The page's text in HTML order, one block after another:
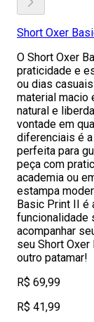
Short Oxer
O Short Oxer
praticidade e
ou dias
material macio
natural e
vontade em
diferenciais é
perfeita para
peça com
academia ou
estampa
Basic Print II é
funcionalidade
acompanhar
seu Short
outro patamar!
R$ 69,99
R$ 41,99